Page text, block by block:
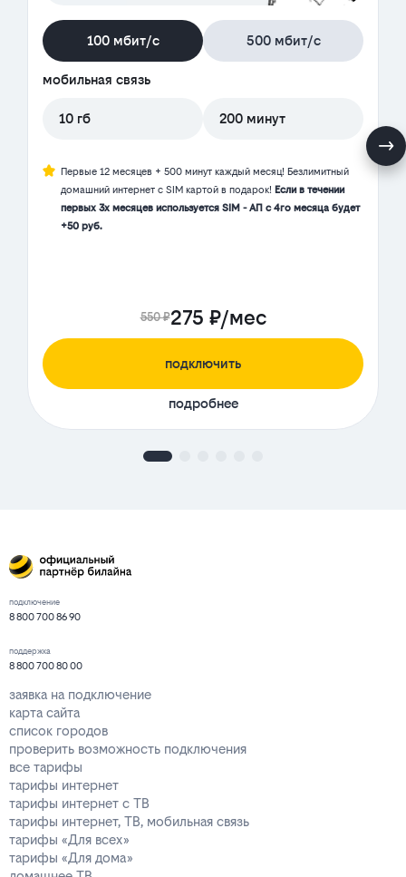
100 мбит/с 500 мбит/с
мобильная связь
10 гб 200 минут
Первые 12 месяцев + 500 минут каждый месяц! Безлимитный
домашний интернет с SIM картой в подарок! Если в течении
первых 3х месяцев используется SIM - АП с 4го месяца будет
+50 руб.
550 ₽275 ₽/мес
подключить
подробнее
подключение
8 800 700 86 90
поддержка
8 800 700 80 00
заявка на подключение
карта сайта
список городов
проверить возможность подключения
все тарифы
тарифы интернет
тарифы интернет с ТВ
тарифы интернет, ТВ, мобильная связь
тарифы «Для всех»
тарифы «Для дома»